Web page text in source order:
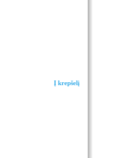
Į krepšelį